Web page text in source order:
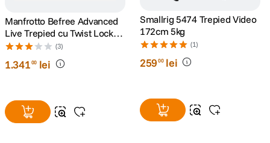
10 insta 360
Manfrotto Befree Advanced
Live Trepied cu Twist Locks
si Cap Video(3)
1.34100 lei
Smallrig 5474 Trepied Video
172cm 5kg
(1)
25900 lei